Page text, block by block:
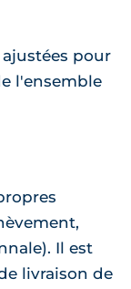
pour
l'ensemble
Il est
livraison de